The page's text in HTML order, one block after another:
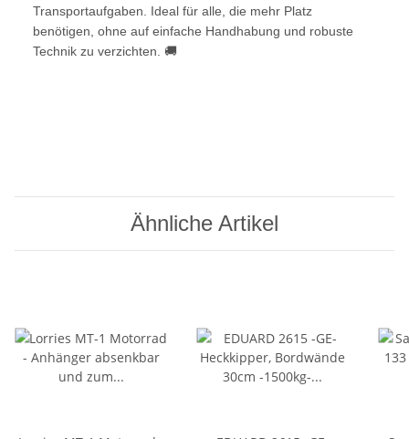
Transportaufgaben. Ideal für alle, die mehr Platz
benötigen, ohne auf einfache Handhabung und robuste
Technik zu verzichten. 🚚
Ähnliche Artikel